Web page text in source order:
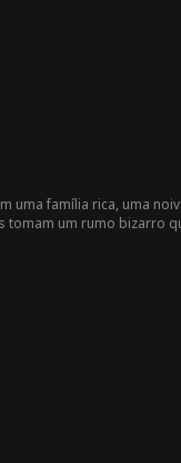
uma família rica, uma
tomam um rumo bizarro